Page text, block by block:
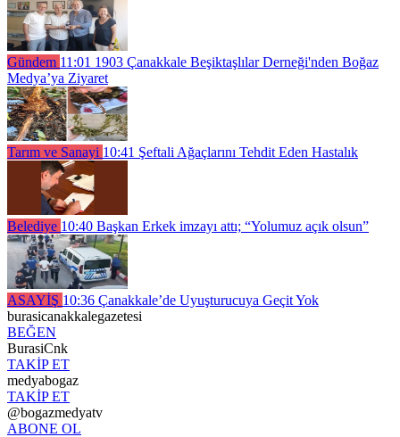
Gündem 11:01 1903 Çanakkale Beşiktaşlılar Derneği'nden Boğaz
Medya’ya Ziyaret
Tarım ve Sanayi 10:41 Şeftali Ağaçlarını Tehdit Eden Hastalık
Belediye 10:40 Başkan Erkek imzayı attı; “Yolumuz açık olsun”
ASAYİŞ 10:36 Çanakkale’de Uyuşturucuya Geçit Yok
burasicanakkalegazetesi
BEĞEN
BurasiCnk
TAKİP ET
medyabogaz
TAKİP ET
@bogazmedyatv
ABONE OL